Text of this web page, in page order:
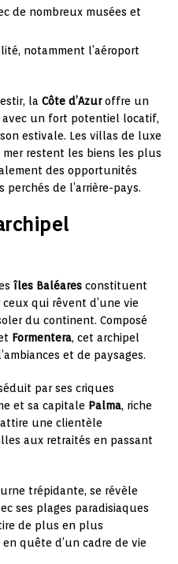
de nombreux musées et
notamment l’aéroport
la Côte d’Azuroffre un
avec un fort potentiel locatif,
estivale. Les villas de luxe
restent les biens les plus
des opportunités
de l’arrière-pays.
îles Baléares constituent
qui rêvent d’une vie
du continent. Composé
Formentera, cet archipel
et de paysages.
par ses criques
et sa capitale Palma, riche
une clientèle
aux retraités en passant
trépidante, se révèle
ses plages paradisiaques
de plus en plus
quête d’un cadre de vie